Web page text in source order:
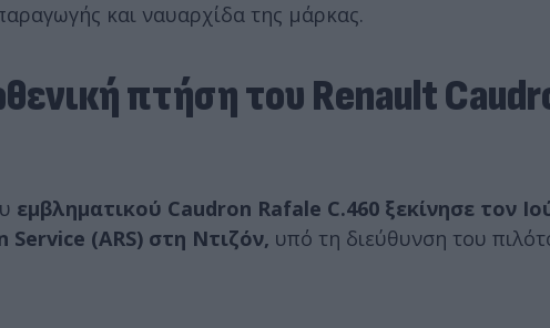
και ναυαρχίδα της μάρκας.
πτήση του Renault
εμβληματικού Caudron Rafale C.460 ξεκίνησε τον
(ARS) στη Ντιζόν, υπό τη διεύθυνση του